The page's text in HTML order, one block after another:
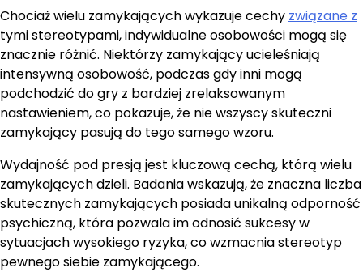
Chociaż wielu zamykających wykazuje cechy związane z
tymi stereotypami, indywidualne osobowości mogą się
znacznie różnić. Niektórzy zamykający ucieleśniają
intensywną osobowość, podczas gdy inni mogą
podchodzić do gry z bardziej zrelaksowanym
nastawieniem, co pokazuje, że nie wszyscy skuteczni
zamykający pasują do tego samego wzoru.
Wydajność pod presją jest kluczową cechą, którą wielu
zamykających dzieli. Badania wskazują, że znaczna liczba
skutecznych zamykających posiada unikalną odporność
psychiczną, która pozwala im odnosić sukcesy w
sytuacjach wysokiego ryzyka, co wzmacnia stereotyp
pewnego siebie zamykającego.